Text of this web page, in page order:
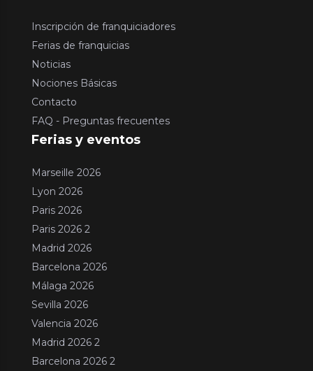
Inscripción de franquiciadores
Ferias de franquicias
Noticias
Nociones Básicas
Contacto
FAQ - Preguntas frecuentes
Ferias y eventos
Marseille 2026
Lyon 2026
Paris 2026
Paris 2026 2
Madrid 2026
Barcelona 2026
Málaga 2026
Sevilla 2026
Valencia 2026
Madrid 2026 2
Barcelona 2026 2